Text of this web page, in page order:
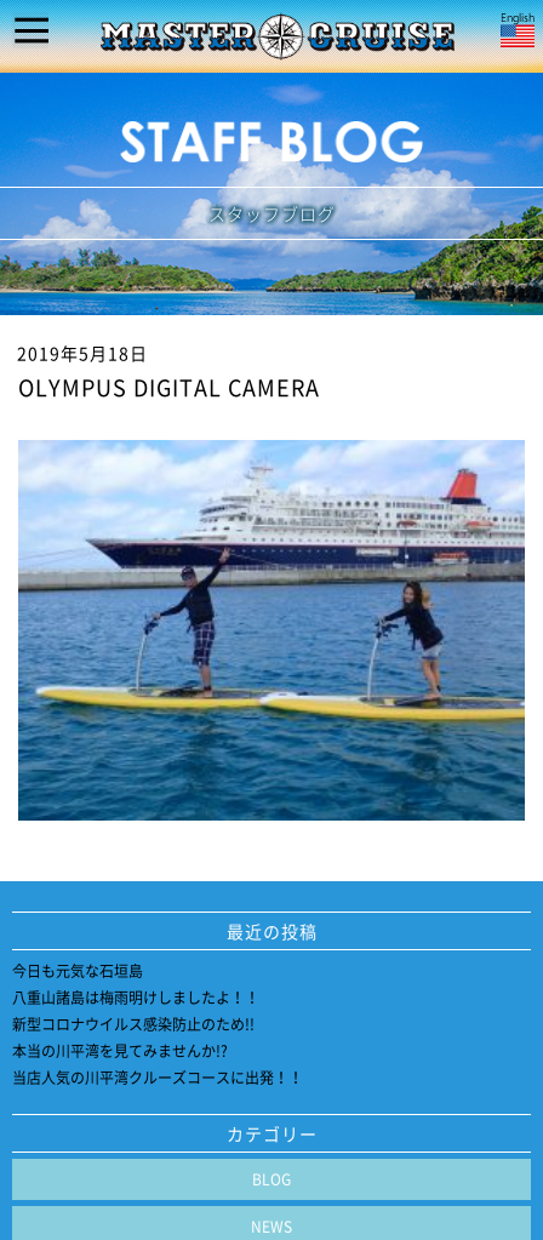
スタッフブログ
2019年5月18日
OLYMPUS DIGITAL CAMERA
最近の投稿
今日も元気な石垣島
八重山諸島は梅雨明けしましたよ！！
新型コロナウイルス感染防止のため!!
本当の川平湾を見てみませんか!?
当店人気の川平湾クルーズコースに出発！！
カテゴリー
BLOG
NEWS